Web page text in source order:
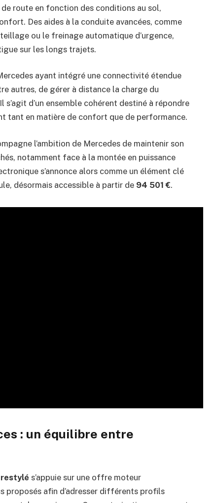
route en fonction des conditions au sol,
Des aides à la conduite avancées, comme
ou le freinage automatique d’urgence,
sur les longs trajets.
ayant intégré une connectivité étendue
autres, de gérer à distance la charge du
d’un ensemble cohérent destiné à répondre
tant en matière de confort que de performance.
l’ambition de Mercedes de maintenir son
notamment face à la montée en puissance
s’annonce alors comme un élément clé
désormais accessible à partir de 94 501 €.
: un équilibre entre
restylé s’appuie sur une offre moteur
proposés afin d’adresser différents profils